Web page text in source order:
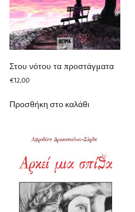
Στου νότου τα προστάγματα
€12,00
Προσθήκη στο καλάθι